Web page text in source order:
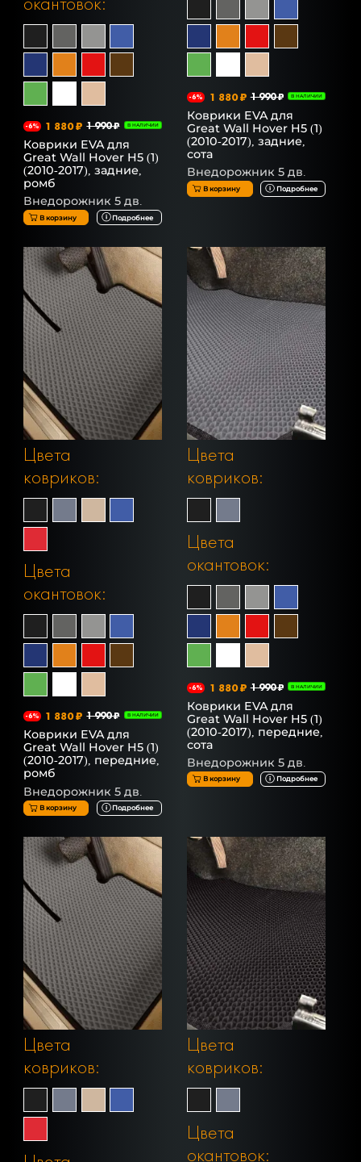
-6% 1 880 ₽ 1 990 ₽ В НАЛИЧИИ
Коврики EVA для
Great Wall Hover H5 (1)
(2010-2017), задние,
ромб
Внедорожник 5 дв.
В корзину Подробнее
-6% 1 880 ₽ 1 990 ₽ В НАЛИЧИИ
Коврики EVA для
Great Wall Hover H5 (1)
(2010-2017), задние,
сота
Внедорожник 5 дв.
В корзину Подробнее
Цвета
ковриков:
Цвета
окантовок:
-6% 1 880 ₽ 1 990 ₽ В НАЛИЧИИ
Коврики EVA для
Great Wall Hover H5 (1)
(2010-2017), передние,
ромб
Внедорожник 5 дв.
В корзину Подробнее
Цвета
ковриков:
Цвета
окантовок:
-6% 1 880 ₽ 1 990 ₽ В НАЛИЧИИ
Коврики EVA для
Great Wall Hover H5 (1)
(2010-2017), передние,
сота
Внедорожник 5 дв.
В корзину Подробнее
Цвета
ковриков:
Цвета
ковриков:
Цвета
окантовок: